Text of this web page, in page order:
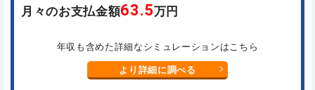
月々のお支払金額63.5万円
年収も含めた詳細なシミュレーションはこちら
より詳細に調べる